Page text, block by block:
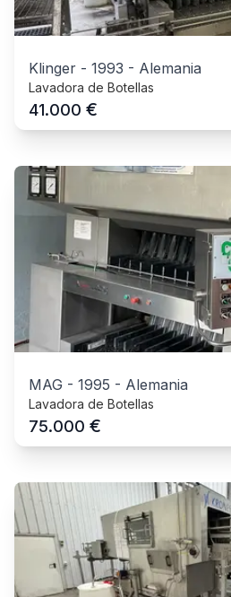
Klinger - 1993 - Alemania
Lavadora de Botellas
41.000 €
MAG - 1995 - Alemania
Lavadora de Botellas
75.000 €